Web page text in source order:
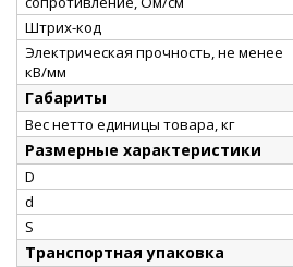
Штрих-код
Электрическая прочность, не менее
кВ/мм
Габариты
Вес нетто единицы товара, кг
Размерные характеристики
D
d
S
Транспортная упаковка